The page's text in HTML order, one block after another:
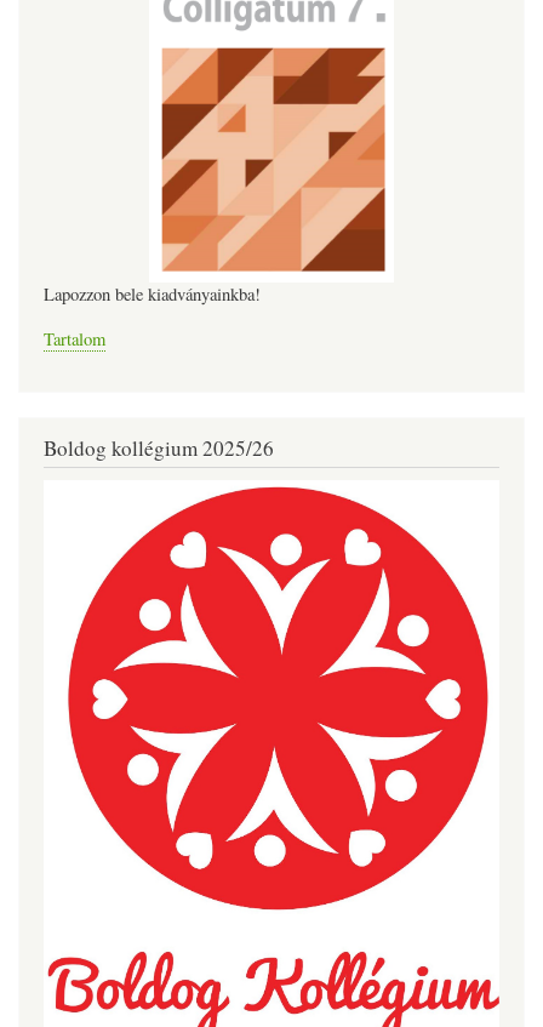
Lapozzon bele kiadványainkba!
Tartalom
Boldog kollégium 2025/26